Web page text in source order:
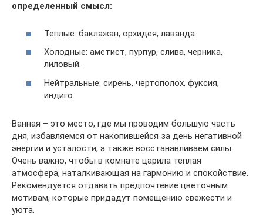
определенный смысл:
Теплые: баклажан, орхидея, лаванда.
Холодные: аметист, пурпур, слива, черника,
лиловый.
Нейтральные: сирень, чертополох, фуксия,
индиго.
Ванная – это место, где мы проводим большую часть
дня, избавляемся от накопившейся за день негативной
энергии и усталости, а также восстанавливаем силы.
Очень важно, чтобы в комнате царила теплая
атмосфера, наталкивающая на гармонию и спокойствие.
Рекомендуется отдавать предпочтение цветочным
мотивам, которые придадут помещению свежести и
уюта.